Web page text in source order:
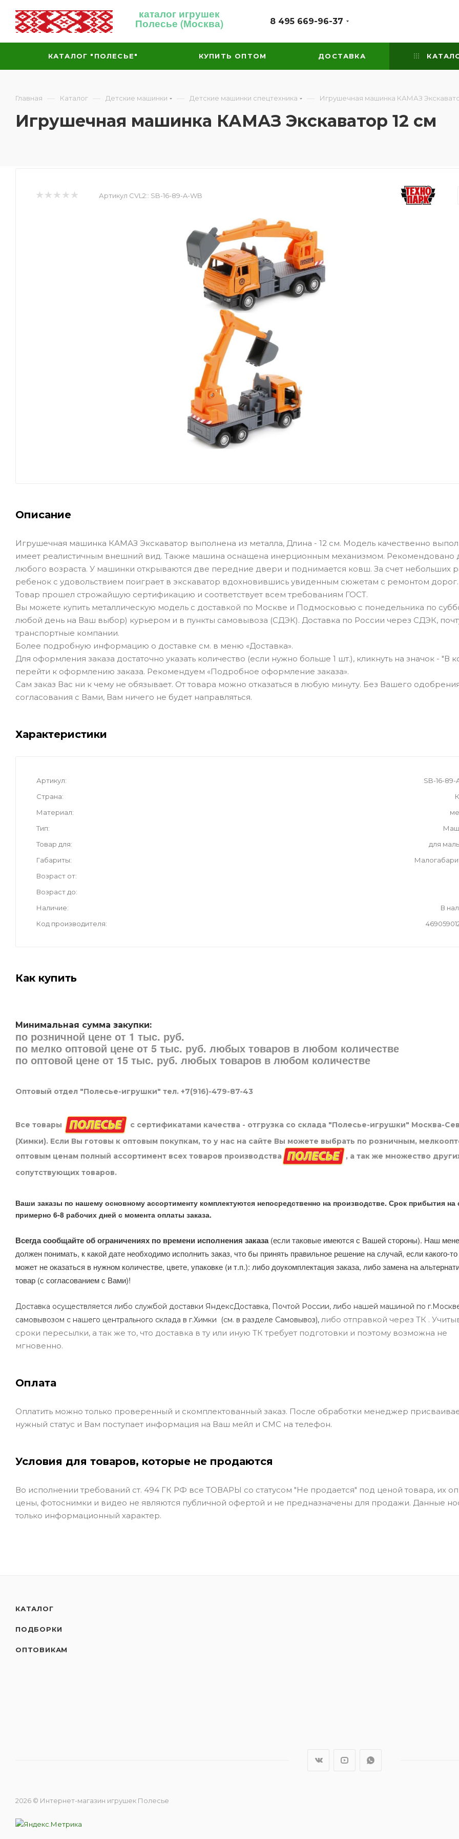
каталог игрушек
Полесье (Москва) 8 495 669-96-37
КАТАЛОГ "ПОЛЕСЬЕ" КУПИТЬ ОПТОМ ДОСТАВКА
Главная — Каталог — Детские машинки — Детские машинки спецтехника — Игрушечная машинка КАМАЗ
Игрушечная машинка КАМАЗ Экскаватор 12 см
Артикул CVL2:: SB-16-89-A-WB
Описание
Игрушечная машинка КАМАЗ Экскаватор выполнена из металла, Длина - 12 см. Модель качественно
имеет реалистичным внешний вид. Также машина оснащена инерционным механизмом. Рекомендовано
любого возраста. У машинки открываются две передние двери и поднимается ковш. За счет небольших
ребенок с удовольствием поиграет в экскаватор вдохновившись увиденным сюжетам с ремонтом дорог.
Товар прошел строжайшую сертификацию и соответствует всем требованиям ГОСТ.
Вы можете купить металлическую модель с доставкой по Москве и Подмосковью с понедельника по
любой день на Ваш выбор) курьером и в пункты самовывоза (СДЭК). Доставка по России через СДЭК,
транспортные компании.
Более подробную информацию о доставке см. в меню «Доставка».
Для оформления заказа достаточно указать количество (если нужно больше 1 шт.), кликнуть на значок - "В
перейти к оформлению заказа. Рекомендуем «Подробное оформление заказа».
Сам заказ Вас ни к чему не обязывает. От товара можно отказаться в любую минуту. Без Вашего
согласования с Вами, Вам ничего не будет направляться.
Характеристики
Артикул
SB-16-89-
Страна
Материал
Тип
Товар для
для
Габариты
Возраст от
Возраст до
Наличие
В
Код производителя
Как купить
Минимальная сумма закупки:
по розничной цене от 1 тыс. руб.
по мелко оптовой цене от 5 тыс. руб. любых товаров в любом количестве
по оптовой цене от 15 тыс. руб. любых товаров в любом количестве
Оптовый отдел "Полесье-игрушки" тел. +7(916)-479-87-43
Все товары
с сертификатами качества - отгрузка со склада "Полесье-игрушки" Москва-
(Химки). Если Вы готовы к оптовым покупкам, то у нас на сайте Вы можете выбрать по розничным,
оптовым ценам полный ассортимент всех товаров производства
, а так же множество
сопутствующих товаров.
Ваши заказы по нашему основному ассортименту комплектуются непосредственно на производстве. Срок прибытия на
примерно 6-8 рабочих дней с момента оплаты заказа.
Всегда сообщайте об ограничениях по времени исполнения заказа(если таковые имеются с Вашей стороны). Наш
должен понимать, к какой дате необходимо исполнить заказ, что бы принять правильное решение на случай, если какого-
может не оказаться в нужном количестве, цвете, упаковке (и т.п.): либо доукомплектация заказа, либо замена на
товар (с согласованием с Вами)!
Доставка осуществляется либо службой доставки ЯндексДоставка, Почтой России, либо нашей машиной по
самовывозом с нашего центрального склада в г.Химки (см. в разделе Самовывоз), либо отправкой через ТК .
сроки пересылки, а так же то, что доставка в ту или иную ТК требует подготовки и поэтому возможна не
мгновенно.
Оплата
Оплатить можно только проверенный и скомплектованный заказ. После обработки менеджер
нужный статус и Вам поступает информация на Ваш мейл и СМС на телефон.
Условия для товаров, которые не продаются
Во исполнении требований ст. 494 ГК РФ все ТОВАРЫ со статусом "Не продается" под ценой товара, их
цены, фотоснимки и видео не являются публичной офертой и не предназначены для продажи. Данные
только информационный характер.
КАТАЛОГ
ПОДБОРКИ
ОПТОВИКАМ
2026 © Интернет-магазин игрушек Полесье